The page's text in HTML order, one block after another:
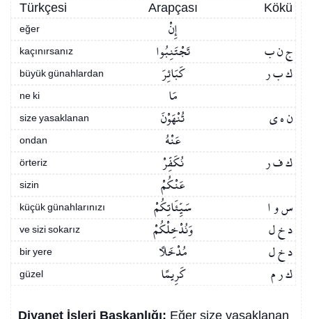
Türkçesi Kökü
Arapçası
eğer إِنْ
kaçınırsanız ج ن ب تَجْتَنِبُوا
büyük günahlardan ك ب ر كَبَائِرَ
ne ki مَا
size yasaklanan ن ه ي تُنْهَوْنَ
ondan عَنْهُ
örteriz ك ف ر نُكَفِّرْ
sizin عَنْكُمْ
küçük günahlarınızı س و ا سَيِّئَاتِكُمْ
ve sizi sokarız د خ ل وَنُدْخِلْكُمْ
bir yere د خ ل مُدْخَلًا
güzel ك ر م كَرِيمًا
Diyanet İşleri Başkanlığı: Eğer size yasaklanan